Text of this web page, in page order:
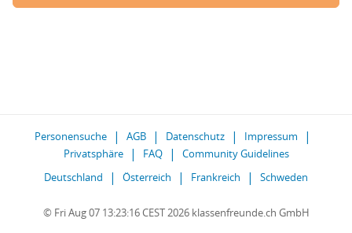
Personensuche AGB Datenschutz
Impressum
Privatsphäre
FAQ
Community Guidelines
Deutschland
Österreich Frankreich Schweden
© Fri Aug 07 13:23:16 CEST 2026 klassenfreunde.ch GmbH